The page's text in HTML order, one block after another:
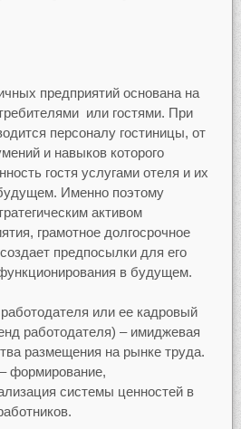
предприятий основана на
или гостями. При
персоналу гостиницы, от
и навыков которого
гостя услугами отеля и их
Именно поэтому
активом
грамотное долгосрочное
предпосылки для его
в будущем.
или ее кадровый
работодателя) – имиджевая
размещения на рынке труда.
формирование,
системы ценностей в